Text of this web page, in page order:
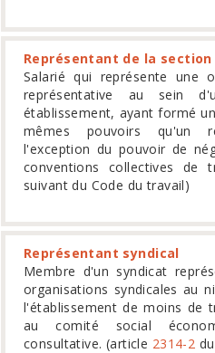
Représentant de la section
Salarié qui représente une
représentative au sein
établissement, ayant formé
mêmes pouvoirs qu'un
l'exception du pouvoir de
conventions collectives de
suivant du Code du travail)
Représentant syndical
Membre d'un syndicat
organisations syndicales au
l'établissement de moins de
au comité social
consultative. (article 2314-2